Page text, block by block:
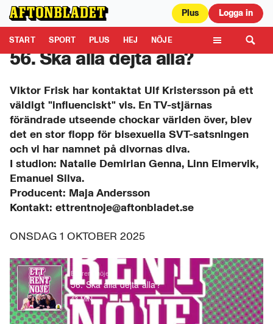
Plus Logga in
START SPORT PLUS HEJ NÖJE
TIPSA KULTUR LEDARE TV
Aftonbladet är en del av Schibsted Media. Schibsted News Media AB är
ansvarig för dina data på denna webbplats.Läs mer här
56. Ska alla dejta alla?
Viktor Frisk har kontaktat Ulf Kristersson på ett
väldigt "influenciskt" vis. En TV-stjärnas
förändrade utseende chockar världen över, blev
det en stor flopp för bisexuella SVT-satsningen
och vi har namnet på divornas diva.
I studion: Natalie Demirian Genna, Linn Elmervik,
Emanuel Silva.
Producent: Maja Andersson
Kontakt: ettrentnoje@aftonbladet.se
ONSDAG 1 OKTOBER 2025
56. Ska alla dejta alla?
Ett rent nöje
43 MIN
0
seconds
of
0
seconds